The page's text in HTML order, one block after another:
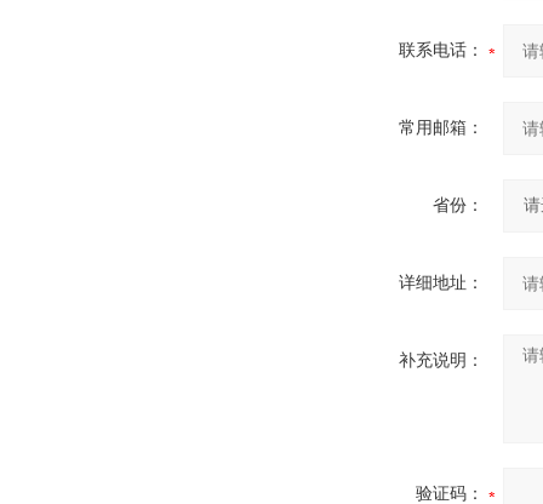
联系电话：
常用邮箱：
省份：
详细地址：
补充说明：
验证码：